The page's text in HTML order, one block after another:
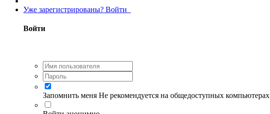
Уже зарегистрированы? Войти
Войти
Запомнить меня Не рекомендуется на общедоступных компьютерах